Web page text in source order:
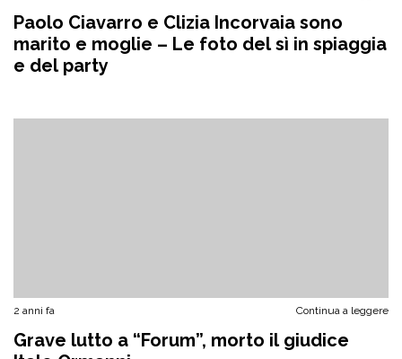
Paolo Ciavarro e Clizia Incorvaia sono
marito e moglie – Le foto del sì in spiaggia
e del party
2 anni fa Continua a leggere
Grave lutto a “Forum”, morto il giudice